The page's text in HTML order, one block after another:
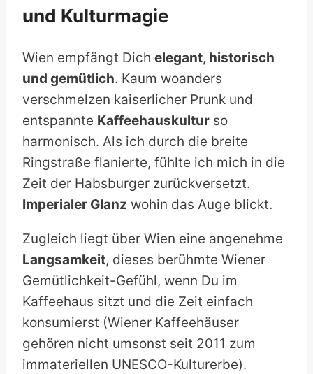
und Kulturmagie
Wien empfängt Dich elegant, historisch
und gemütlich. Kaum woanders
verschmelzen kaiserlicher Prunk und
entspannte Kaffeehauskultur so
harmonisch. Als ich durch die breite
Ringstraße flanierte, fühlte ich mich in die
Zeit der Habsburger zurückversetzt.
Imperialer Glanz wohin das Auge blickt.
Zugleich liegt über Wien eine angenehme
Langsamkeit, dieses berühmte Wiener
Gemütlichkeit-Gefühl, wenn Du im
Kaffeehaus sitzt und die Zeit einfach
konsumierst (Wiener Kaffeehäuser
gehören nicht umsonst seit 2011 zum
immateriellen UNESCO-Kulturerbe).